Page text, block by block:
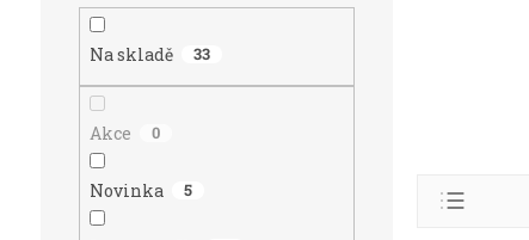
Na skladě 33
Akce 0
Novinka 5